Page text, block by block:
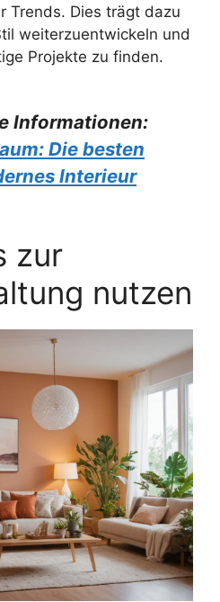
Trends. Dies trägt dazu
weiterzuentwickeln und
Projekte zu finden.
Informationen:
Die besten
Interieur
zur
nutzen